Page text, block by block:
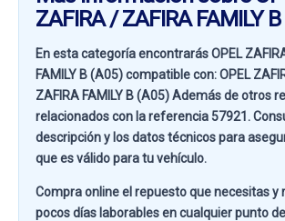
ZAFIRA / ZAFIRA FAMILY
En esta categoría encontrarás OPEL
FAMILY B (A05) compatible con:OPEL
ZAFIRA FAMILY B (A05)Además de otros
relacionados con la referencia 57921 .
descripción y los datos técnicos para
que es válido para tu vehículo.
Compra online el repuesto que necesitas y
pocos días laborables en cualquier punto